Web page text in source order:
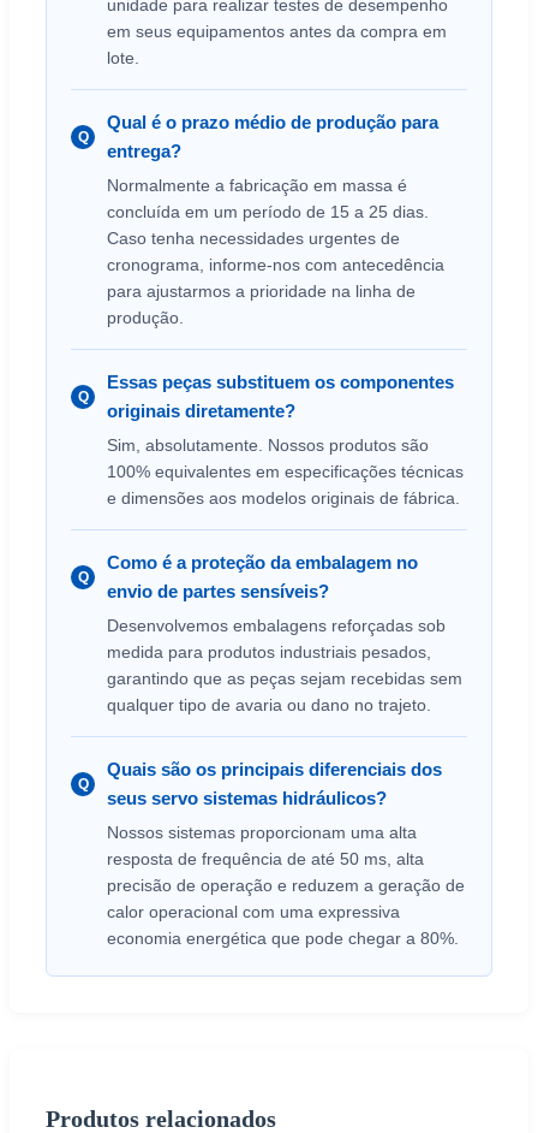
unidade para realizar testes de desempenho
em seus equipamentos antes da compra em
lote.
Q
Qual é o prazo médio de produção para
entrega?
Normalmente a fabricação em massa é
concluída em um período de 15 a 25 dias.
Caso tenha necessidades urgentes de
cronograma, informe-nos com antecedência
para ajustarmos a prioridade na linha de
produção.
Q
Essas peças substituem os componentes
originais diretamente?
Sim, absolutamente. Nossos produtos são
100% equivalentes em especificações técnicas
e dimensões aos modelos originais de fábrica.
Q
Como é a proteção da embalagem no
envio de partes sensíveis?
Desenvolvemos embalagens reforçadas sob
medida para produtos industriais pesados,
garantindo que as peças sejam recebidas sem
qualquer tipo de avaria ou dano no trajeto.
Q
Quais são os principais diferenciais dos
seus servo sistemas hidráulicos?
Nossos sistemas proporcionam uma alta
resposta de frequência de até 50 ms, alta
precisão de operação e reduzem a geração de
calor operacional com uma expressiva
economia energética que pode chegar a 80%.
Produtos relacionados